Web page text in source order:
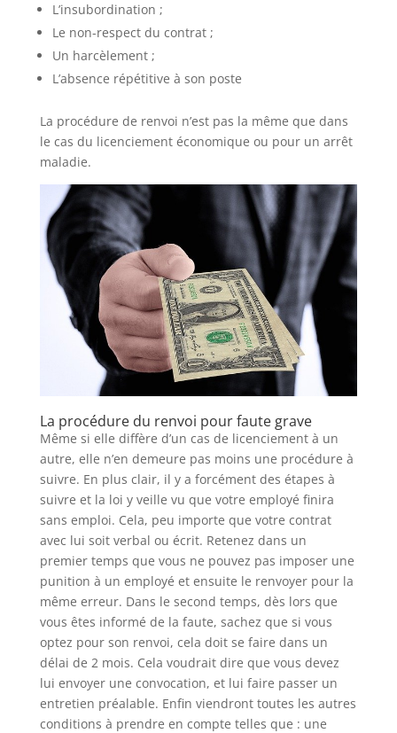
L’insubordination ;
Le non-respect du contrat ;
Un harcèlement ;
L’absence répétitive à son poste
La procédure de renvoi n’est pas la même que dans
le cas du licenciement économique ou pour un arrêt
maladie.
La procédure du renvoi pour faute grave
Même si elle diffère d’un cas de licenciement à un
autre, elle n’en demeure pas moins une procédure à
suivre. En plus clair, il y a forcément des étapes à
suivre et la loi y veille vu que votre employé finira
sans emploi. Cela, peu importe que votre contrat
avec lui soit verbal ou écrit. Retenez dans un
premier temps que vous ne pouvez pas imposer une
punition à un employé et ensuite le renvoyer pour la
même erreur. Dans le second temps, dès lors que
vous êtes informé de la faute, sachez que si vous
optez pour son renvoi, cela doit se faire dans un
délai de 2 mois. Cela voudrait dire que vous devez
lui envoyer une convocation, et lui faire passer un
entretien préalable. Enfin viendront toutes les autres
conditions à prendre en compte telles que : une